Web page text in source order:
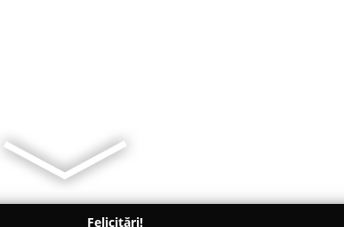
Felicitări!